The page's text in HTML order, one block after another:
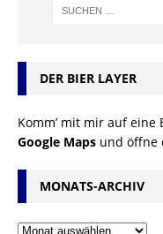
DER BIER LAYER
Komm’ mit mir auf eine
Google Maps und öffne
MONATS-ARCHIV